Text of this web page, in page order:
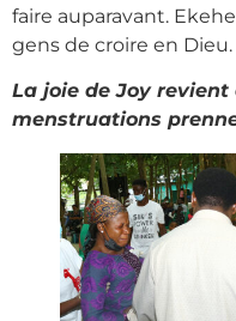
faire auparavant.
gens de croire en Dieu.
La joie de Joy revient
menstruations